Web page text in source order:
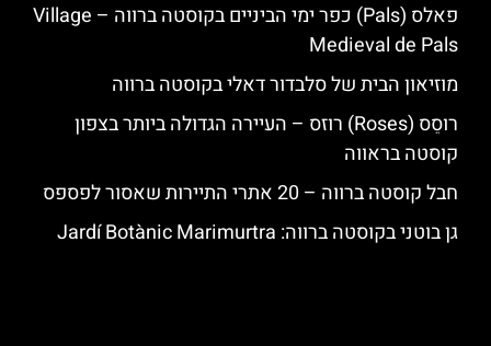
פאלס (Pals) כפר ימי הביניים בקוסטה ברווה – ‪‪Village
Medieval de Pals‬‬
מוזיאון הבית של סלבדור דאלי בקוסטה ברווה
רוסֵס (Roses) רוזס – העיירה הגדולה ביותר בצפון
קוסטה בראווה
חבל קוסטה ברווה – 20 אתרי התיירות שאסור לפספס
גן בוטני בקוסטה ברווה: ‪‪Jardí Botànic Marimurtra‬‬